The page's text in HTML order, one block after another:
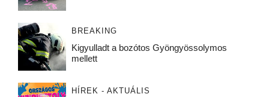
BREAKING
Kigyulladt a bozótos Gyöngyössolymos
mellett
HÍREK - AKTUÁLIS